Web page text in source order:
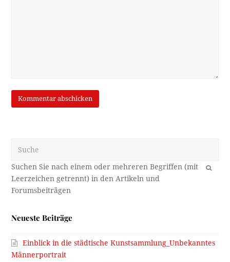
OK
Neueste Beiträge
Einblick in die städtische Kunstsammlung_Unbekanntes
Männerportrait